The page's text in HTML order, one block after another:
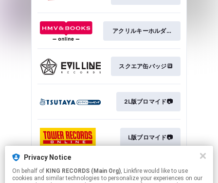
アクリルキーホルダー🗝
スクエア缶バッジ🔳
2L版ブロマイド📷
L版ブロマイド📷
A3タペストリー▼
Privacy Notice
On behalf of KING RECORDS (Main Org), Linkfire would like to use
cookies and similar technologies to personalize your experiences on our